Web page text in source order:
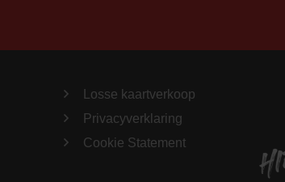
Losse kaartverkoop
Privacyverklaring
Cookie Statement